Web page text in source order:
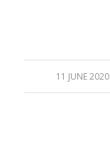
11 JUNE 2020
/